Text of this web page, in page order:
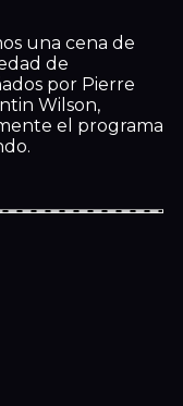
una cena de
de
por Pierre
Wilson,
el programa